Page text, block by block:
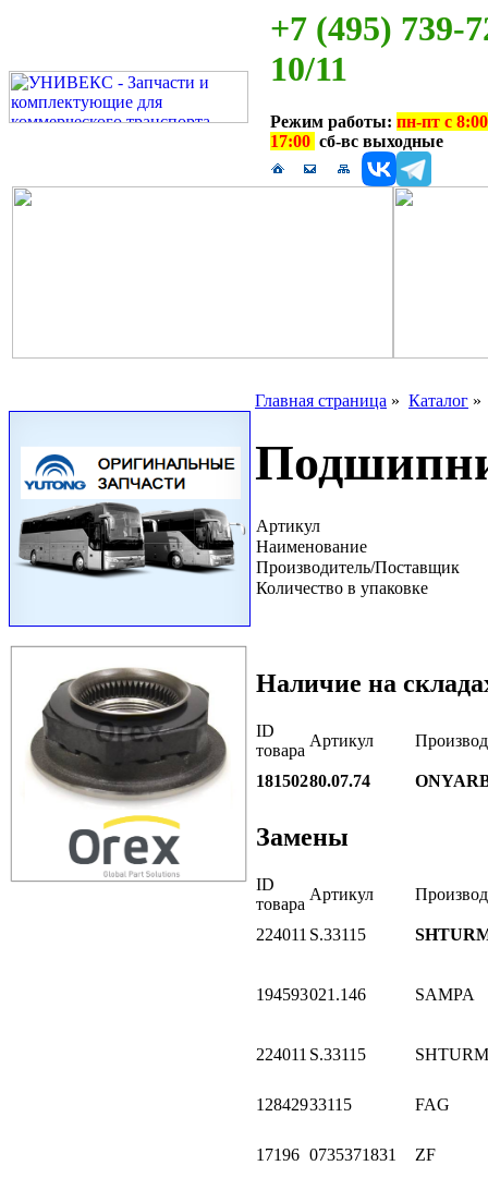
+7 (495) 739-
10/11
Режим работы: пн-пт с
17:00 сб-вс выходные
Главная страница » Каталог
Артикул
Наименование
Производитель/Поставщик
Количество в упаковке
Наличие на
ID
товара
Артикул
18150280.07.74
Замены
ID
товара
Артикул
224011 S.33115
194593021.146 SAMPA
224011 S.33115
12842933115 FAG
17196 0735371831 ZF